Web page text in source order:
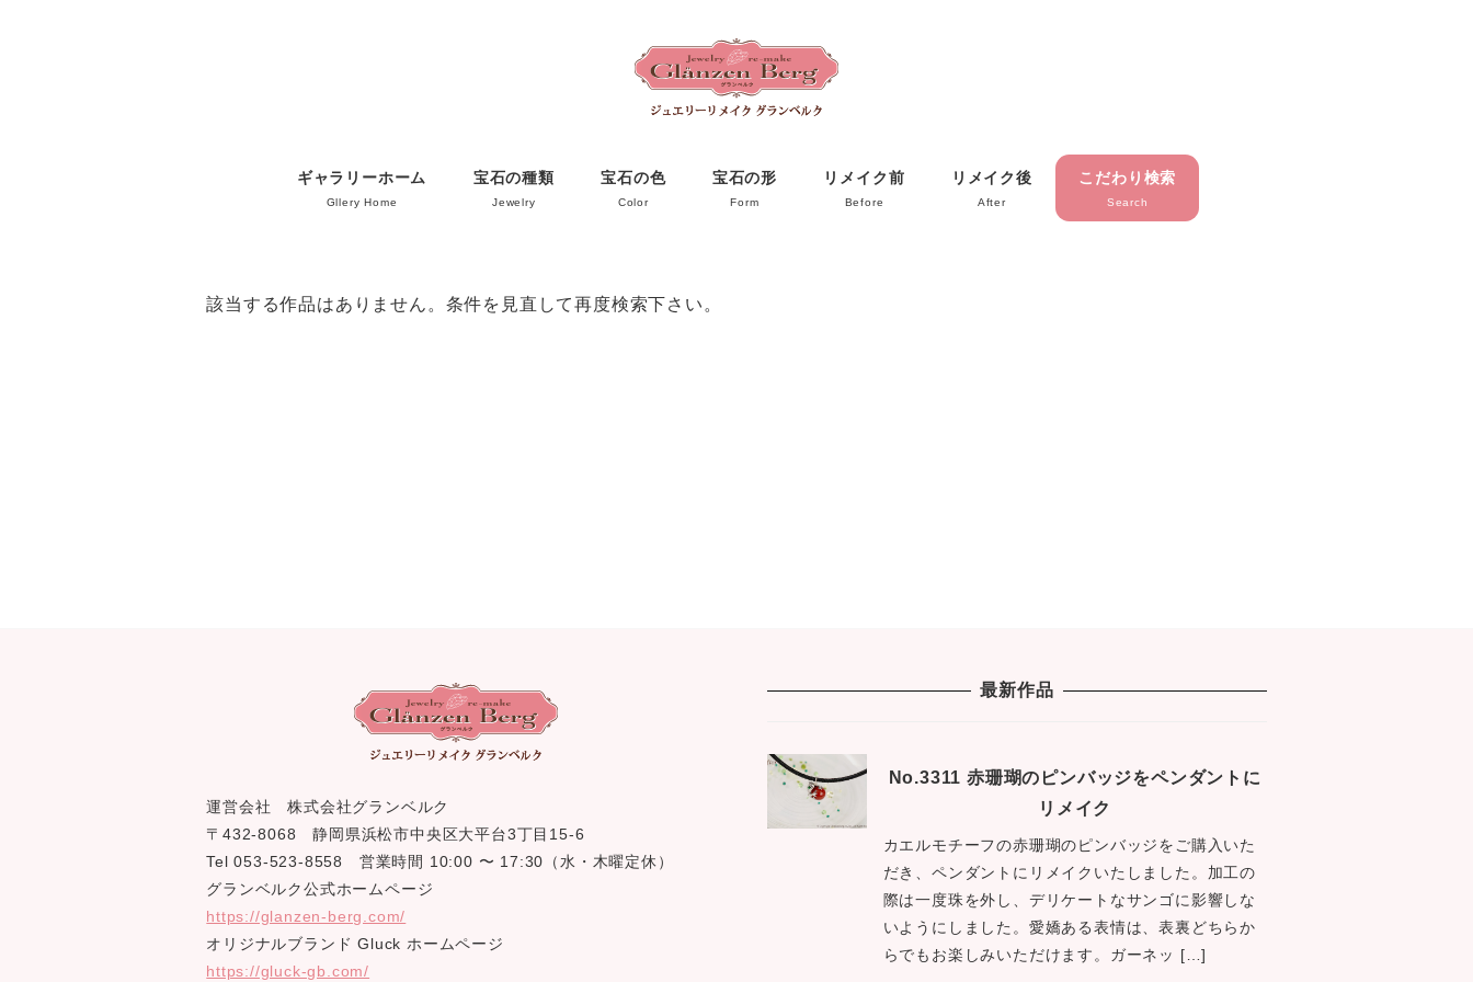
ギャラリーホーム
Gllery Home
宝石の種類
Jewelry
宝石の色
Color
宝石の形
Form
リメイク前
Before
リメイク後
After
こだわり検索
Search
該当する作品はありません。条件を見直して再度検索下さい。
運営会社 株式会社グランベルク
〒432-8068 静岡県浜松市中央区大平台3丁目15-6
Tel 053-523-8558 営業時間 10:00 〜 17:30（水・木曜定休）
グランベルク公式ホームページ
https://glanzen-berg.com/
オリジナルブランド Gluck ホームページ
https://gluck-gb.com/
最新作品
No.3311 赤珊瑚のピンバッジをペンダントに
リメイク
カエルモチーフの赤珊瑚のピンバッジをご購入いた
だき、ペンダントにリメイクいたしました。加工の
際は一度珠を外し、デリケートなサンゴに影響しな
いようにしました。愛嬌ある表情は、表裏どちらか
らでもお楽しみいただけます。ガーネッ […]